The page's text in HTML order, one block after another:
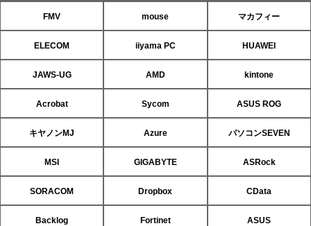
FMV mouse マカフィー
ELECOM iiyama PC HUAWEI
JAWS-UG AMD kintone
Acrobat Sycom ASUS ROG
キヤノンMJ Azure パソコンSEVEN
MSI GIGABYTE ASRock
SORACOM Dropbox CData
Backlog Fortinet ASUS